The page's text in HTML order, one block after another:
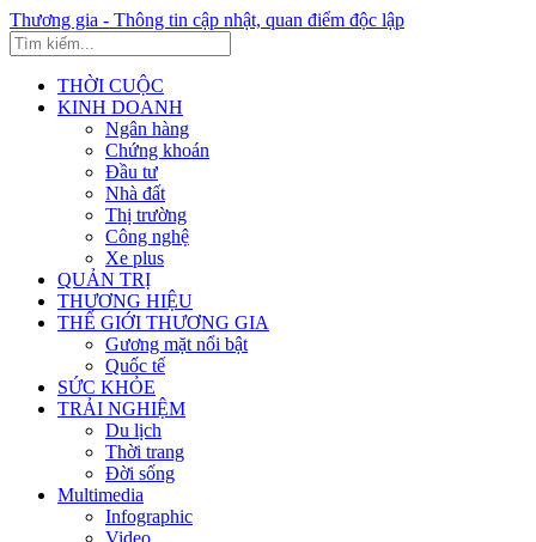
Thương gia - Thông tin cập nhật, quan điểm độc lập
THỜI CUỘC
KINH DOANH
Ngân hàng
Chứng khoán
Đầu tư
Nhà đất
Thị trường
Công nghệ
Xe plus
QUẢN TRỊ
THƯƠNG HIỆU
THẾ GIỚI THƯƠNG GIA
Gương mặt nổi bật
Quốc tế
SỨC KHỎE
TRẢI NGHIỆM
Du lịch
Thời trang
Đời sống
Multimedia
Infographic
Video